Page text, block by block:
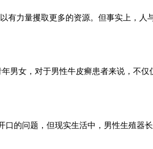
有力量攫取更多的资源。但事实上，
男女，对于男性牛皮癣患者来说，不
口的问题，但现实生活中，男性生殖